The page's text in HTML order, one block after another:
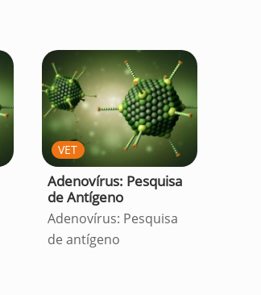
VET
Adenovírus: Pesquisa
de Antígeno
Adenovírus: Pesquisa
de antígeno